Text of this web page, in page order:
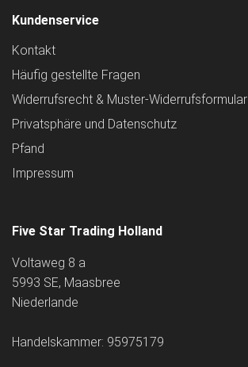
Kundenservice
Kontakt
Häufig gestellte Fragen
Widerrufsrecht & Muster-Widerrufsformular
Privatsphäre und Datenschutz
Pfand
Impressum
Five Star Trading Holland
Voltaweg 8 a
5993 SE, Maasbree
Niederlande
Handelskammer: 95975179